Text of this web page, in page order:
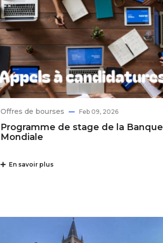
Offres de bourses Feb 09, 2026
Programme de stage de la Banque
Mondiale
En savoir plus